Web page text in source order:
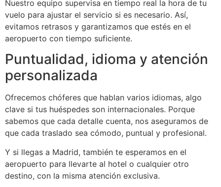
Nuestro equipo supervisa en tiempo real la hora de tu
vuelo para ajustar el servicio si es necesario. Así,
evitamos retrasos y garantizamos que estés en el
aeropuerto con tiempo suficiente.
Puntualidad, idioma y atención
personalizada
Ofrecemos chóferes que hablan varios idiomas, algo
clave si tus huéspedes son internacionales. Porque
sabemos que cada detalle cuenta, nos aseguramos de
que cada traslado sea cómodo, puntual y profesional.
Y si llegas a Madrid, también te esperamos en el
aeropuerto para llevarte al hotel o cualquier otro
destino, con la misma atención exclusiva.